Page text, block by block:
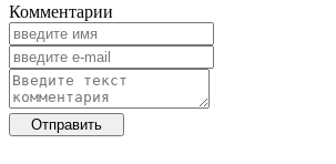
Комментарии